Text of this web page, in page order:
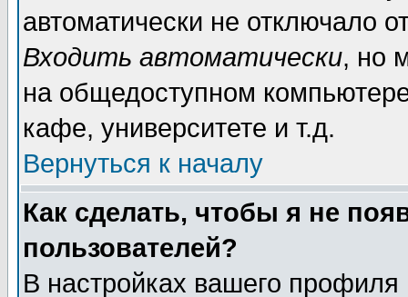
автоматически не отключало
Входить автоматически, но
на общедоступном
кафе, университете и т.д.
Вернуться к началу
Как сделать, чтобы я не
пользователей?
В настройках вашего